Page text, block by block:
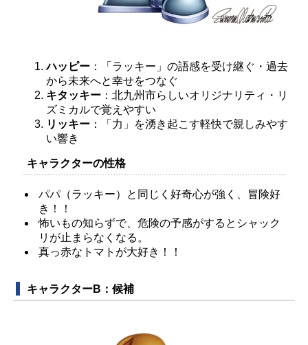
ハッピー ：「ラッキー」の語感を受け継ぐ・過去
から未来へと幸せをつなぐ
キタッキー ：北九州市らしいオリジナリティ・リ
ズミカルで覚えやすい
リッキー ：「力」を湧き起こす軽快で親しみやす
い響き
キャラクターの性格
パパ（ラッキー）と同じく好奇心が強く、冒険好
き！！
怖いもの知らずで、危険の予感がするとシャック
リが止まらなくなる。
真っ赤なトマトが大好き！！
キャラクターB：候補